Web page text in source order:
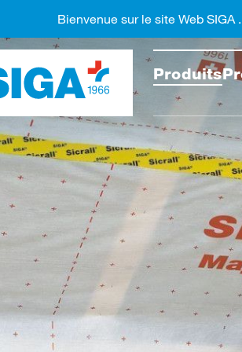
Produits
Bienvenue sur le site Web SIGA .